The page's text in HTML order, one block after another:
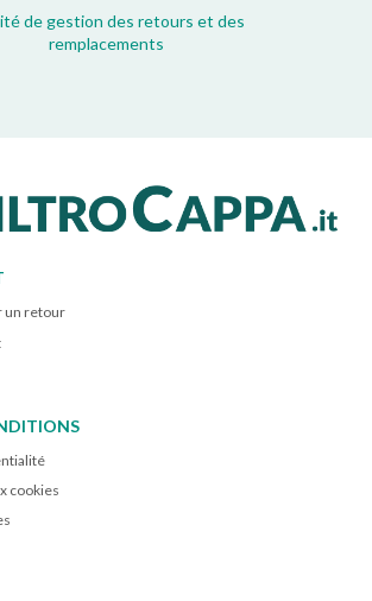
de gestion des retours et des
remplacements
un retour
cookies